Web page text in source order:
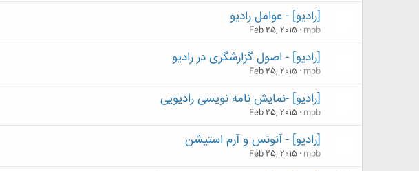
[رادیو] - عوامل رادیو
mpb
Feb 25, 2015
[رادیو] - اصول گزارشگری در رادیو
mpb
Feb 25, 2015
[رادیو] -نمایش نامه نویسی رادیویی
mpb
Feb 25, 2015
[رادیو] - آنونس و آرم استیشن
mpb
Feb 25, 2015